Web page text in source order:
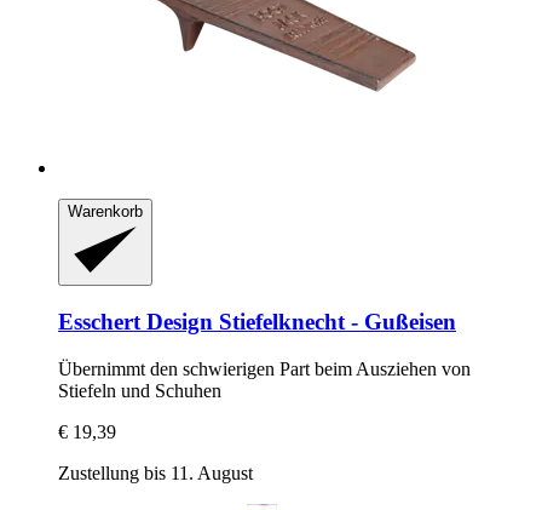
Warenkorb
Esschert Design Stiefelknecht -​ Gußeisen
Übernimmt den schwierigen Part beim Ausziehen von
Stiefeln und Schuhen
€ 19,39
Zustellung bis 11. August